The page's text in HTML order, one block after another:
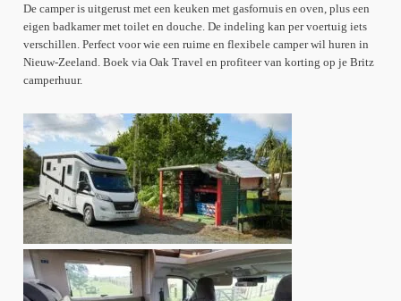
De camper is uitgerust met een keuken met gasfornuis en oven, plus een
eigen badkamer met toilet en douche. De indeling kan per voertuig iets
verschillen. Perfect voor wie een ruime en flexibele camper wil huren in
Nieuw-Zeeland. Boek via Oak Travel en profiteer van korting op je Britz
camperhuur.